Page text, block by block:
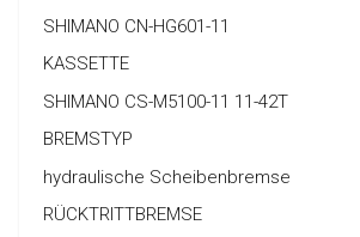
SHIMANO CN-HG601-11
KASSETTE
SHIMANO CS-M5100-11 11-42T
BREMSTYP
hydraulische Scheibenbremse
RÜCKTRITTBREMSE